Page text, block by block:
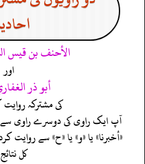
الأحنف بن قيس
اور
أبو ذر
کی مشترکہ
آپ ایک راوی کی دوسرے راوی سے
«أخبرنا» یا «و» یا «ح» سے
کل